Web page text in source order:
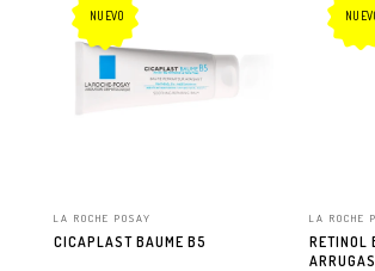
NUEVO
LA ROCHE POSAY
CICAPLAST BAUME B5
LA ROCHE
RETINOL
ARRUGAS